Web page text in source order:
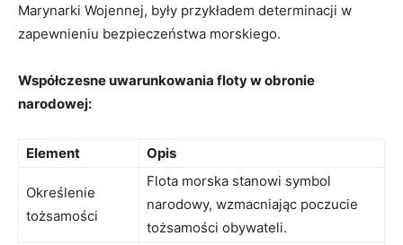
Marynarki Wojennej, były przykładem⁣ determinacji w⁤
zapewnieniu bezpieczeństwa morskiego.
Współczesne uwarunkowania floty w obronie
narodowej:
Element Opis
Określenie
tożsamości
Flota morska ⁢stanowi symbol
narodowy, wzmacniając poczucie
tożsamości obywateli.